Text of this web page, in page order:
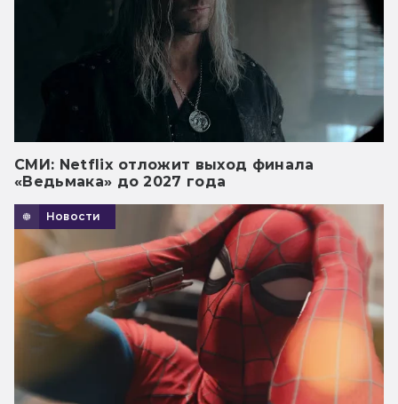
СМИ: Netflix отложит выход финала
«Ведьмака» до 2027 года
Новости